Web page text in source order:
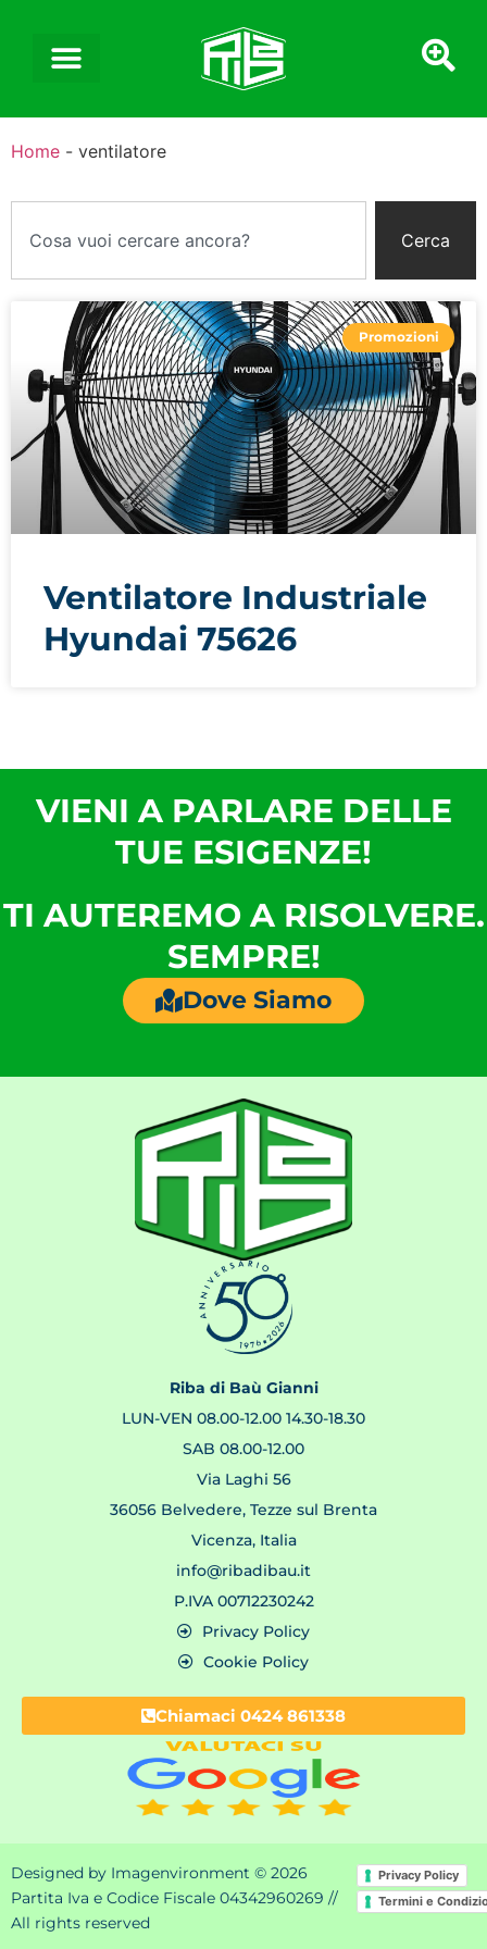
Home - ventilatore
Cerca
Promozioni
Ventilatore Industriale
Hyundai 75626
VIENI A PARLARE DELLE
TUE ESIGENZE!
TI AUTEREMO A RISOLVERE.
SEMPRE!
Dove Siamo
Riba di Baù Gianni
LUN-VEN 08.00-12.00 14.30-18.30
SAB 08.00-12.00
Via Laghi 56
36056 Belvedere, Tezze sul Brenta
Vicenza, Italia
info@ribadibau.it
P.IVA 00712230242
Privacy Policy
Cookie Policy
Chiamaci 0424 861338
Designed by Imagenvironment © 2026
Partita Iva e Codice Fiscale 04342960269 //
All rights reserved
Privacy Policy
Termini e